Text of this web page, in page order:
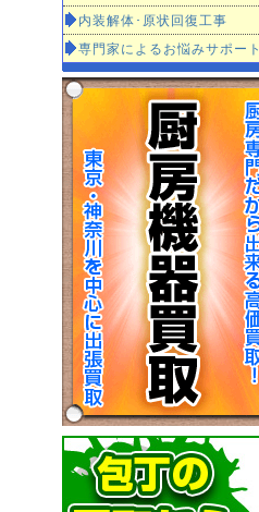
内装解体･原状回復工事
専門家によるお悩みサポート